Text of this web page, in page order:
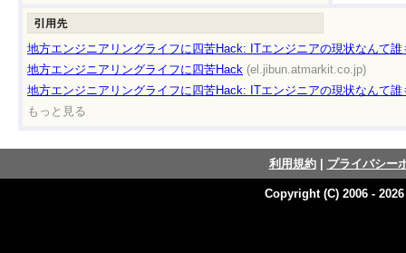
地方エンジニアリングライフに四苦Hack: ITエンジニアの現状なんて誰
地方エンジニアリングライフに四苦Hack (el.jibun.atmarkit.co.jp)
地方エンジニアリングライフに四苦Hack: ITエンジニアの現状なんて誰
もっと見る
利用規約| プライバシー
Copyright (C) 2006 -